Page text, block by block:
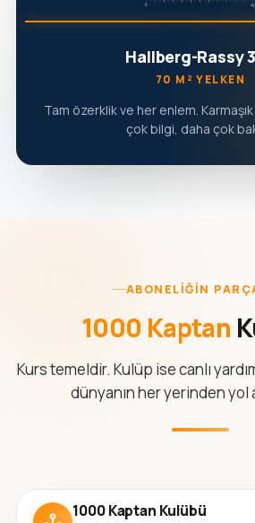
Hallberg-Rassy
70 M² YELKEN
Tam özerklik ve her enlem.
çok bilgi, daha çok
ABONELIĞIN
1000 Kaptan
Kurs temeldir. Kulüp ise canlı
dünyanın her yerinden yol
1000 Kaptan Kulübü